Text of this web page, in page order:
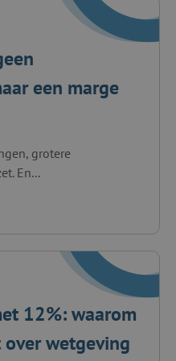
een marge
grotere
En...
12%: waarom
wetgeving